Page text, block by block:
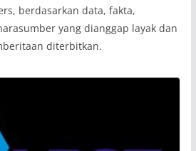
berdasarkan data, fakta,
yang dianggap layak dan
diterbitkan.